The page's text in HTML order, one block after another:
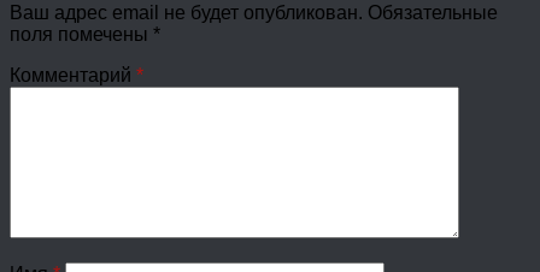
Ваш адрес email не будет опубликован. Обязательные
поля помечены *
Комментарий *